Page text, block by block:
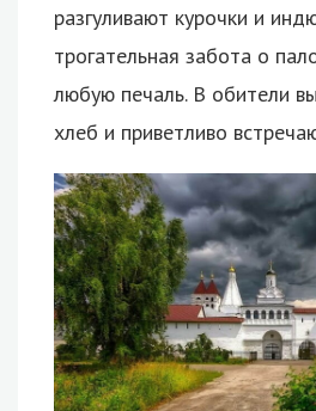
разгуливают курочки и
трогательная забота о
любую печаль. В обители
хлеб и приветливо